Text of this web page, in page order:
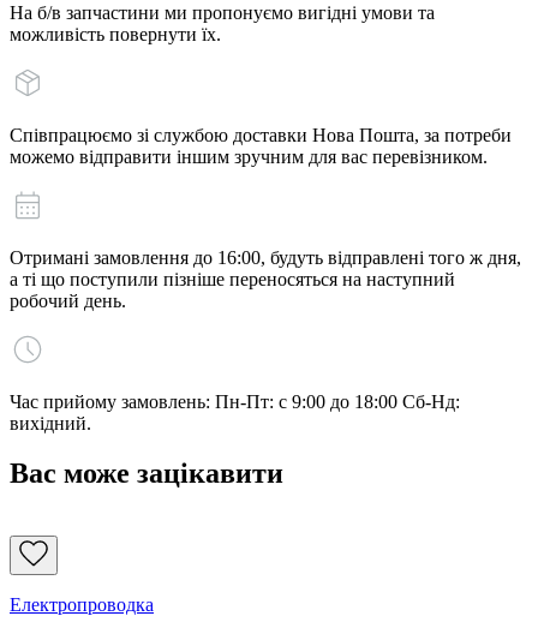
На б/в запчастини ми пропонуємо вигідні умови та
можливість повернути їх.
Співпрацюємо зі службою доставки Нова Пошта, за потреби
можемо відправити іншим зручним для вас перевізником.
Отримані замовлення до 16:00, будуть відправлені того ж дня,
а ті що поступили пізніше переносяться на наступний
робочий день.
Час прийому замовлень: Пн-Пт: с 9:00 до 18:00 Сб-Нд:
вихідний.
Вас може зацікавити
Електропроводка